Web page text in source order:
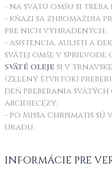
- na svätú omšu si
- kňazi sa zhromaždia
pre nich vyhradených;
- asistencia, aulisti a
svätej omše v
sväté oleje si v
(Zelený štvrtok)
deň preberania
arcidiecézy;
- po Missa Chrismatis
úradu.
INFORMÁCIE PRE